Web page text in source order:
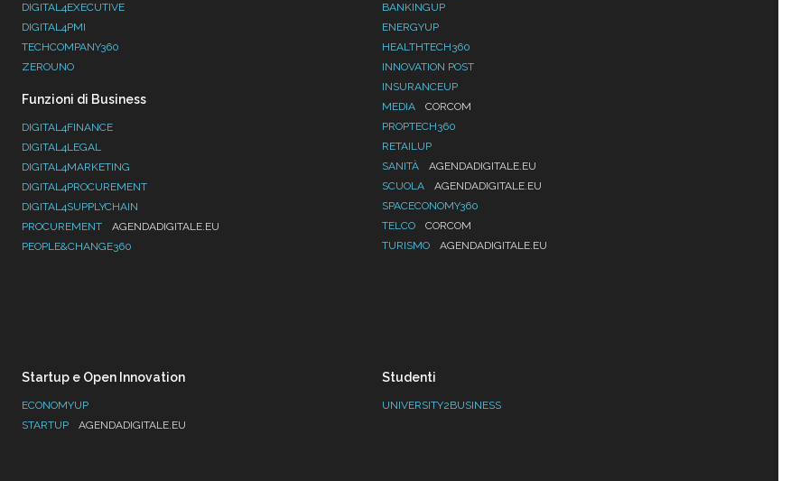
DIGITAL4EXECUTIVE
DIGITAL4PMI
TECHCOMPANY360
ZEROUNO
Funzioni di Business
DIGITAL4FINANCE
DIGITAL4LEGAL
DIGITAL4MARKETING
DIGITAL4PROCUREMENT
DIGITAL4SUPPLYCHAIN
PROCUREMENT
AGENDADIGITALE.EU
PEOPLE&CHANGE360
BANKINGUP
ENERGYUP
HEALTHTECH360
INNOVATION POST
INSURANCEUP
MEDIA
CORCOM
PROPTECH360
RETAILUP
SANITÀ
AGENDADIGITALE.EU
SCUOLA
AGENDADIGITALE.EU
SPACECONOMY360
TELCO
CORCOM
TURISMO
AGENDADIGITALE.EU
Startup e Open Innovation
ECONOMYUP
STARTUP
AGENDADIGITALE.EU
Studenti
UNIVERSITY2BUSINESS